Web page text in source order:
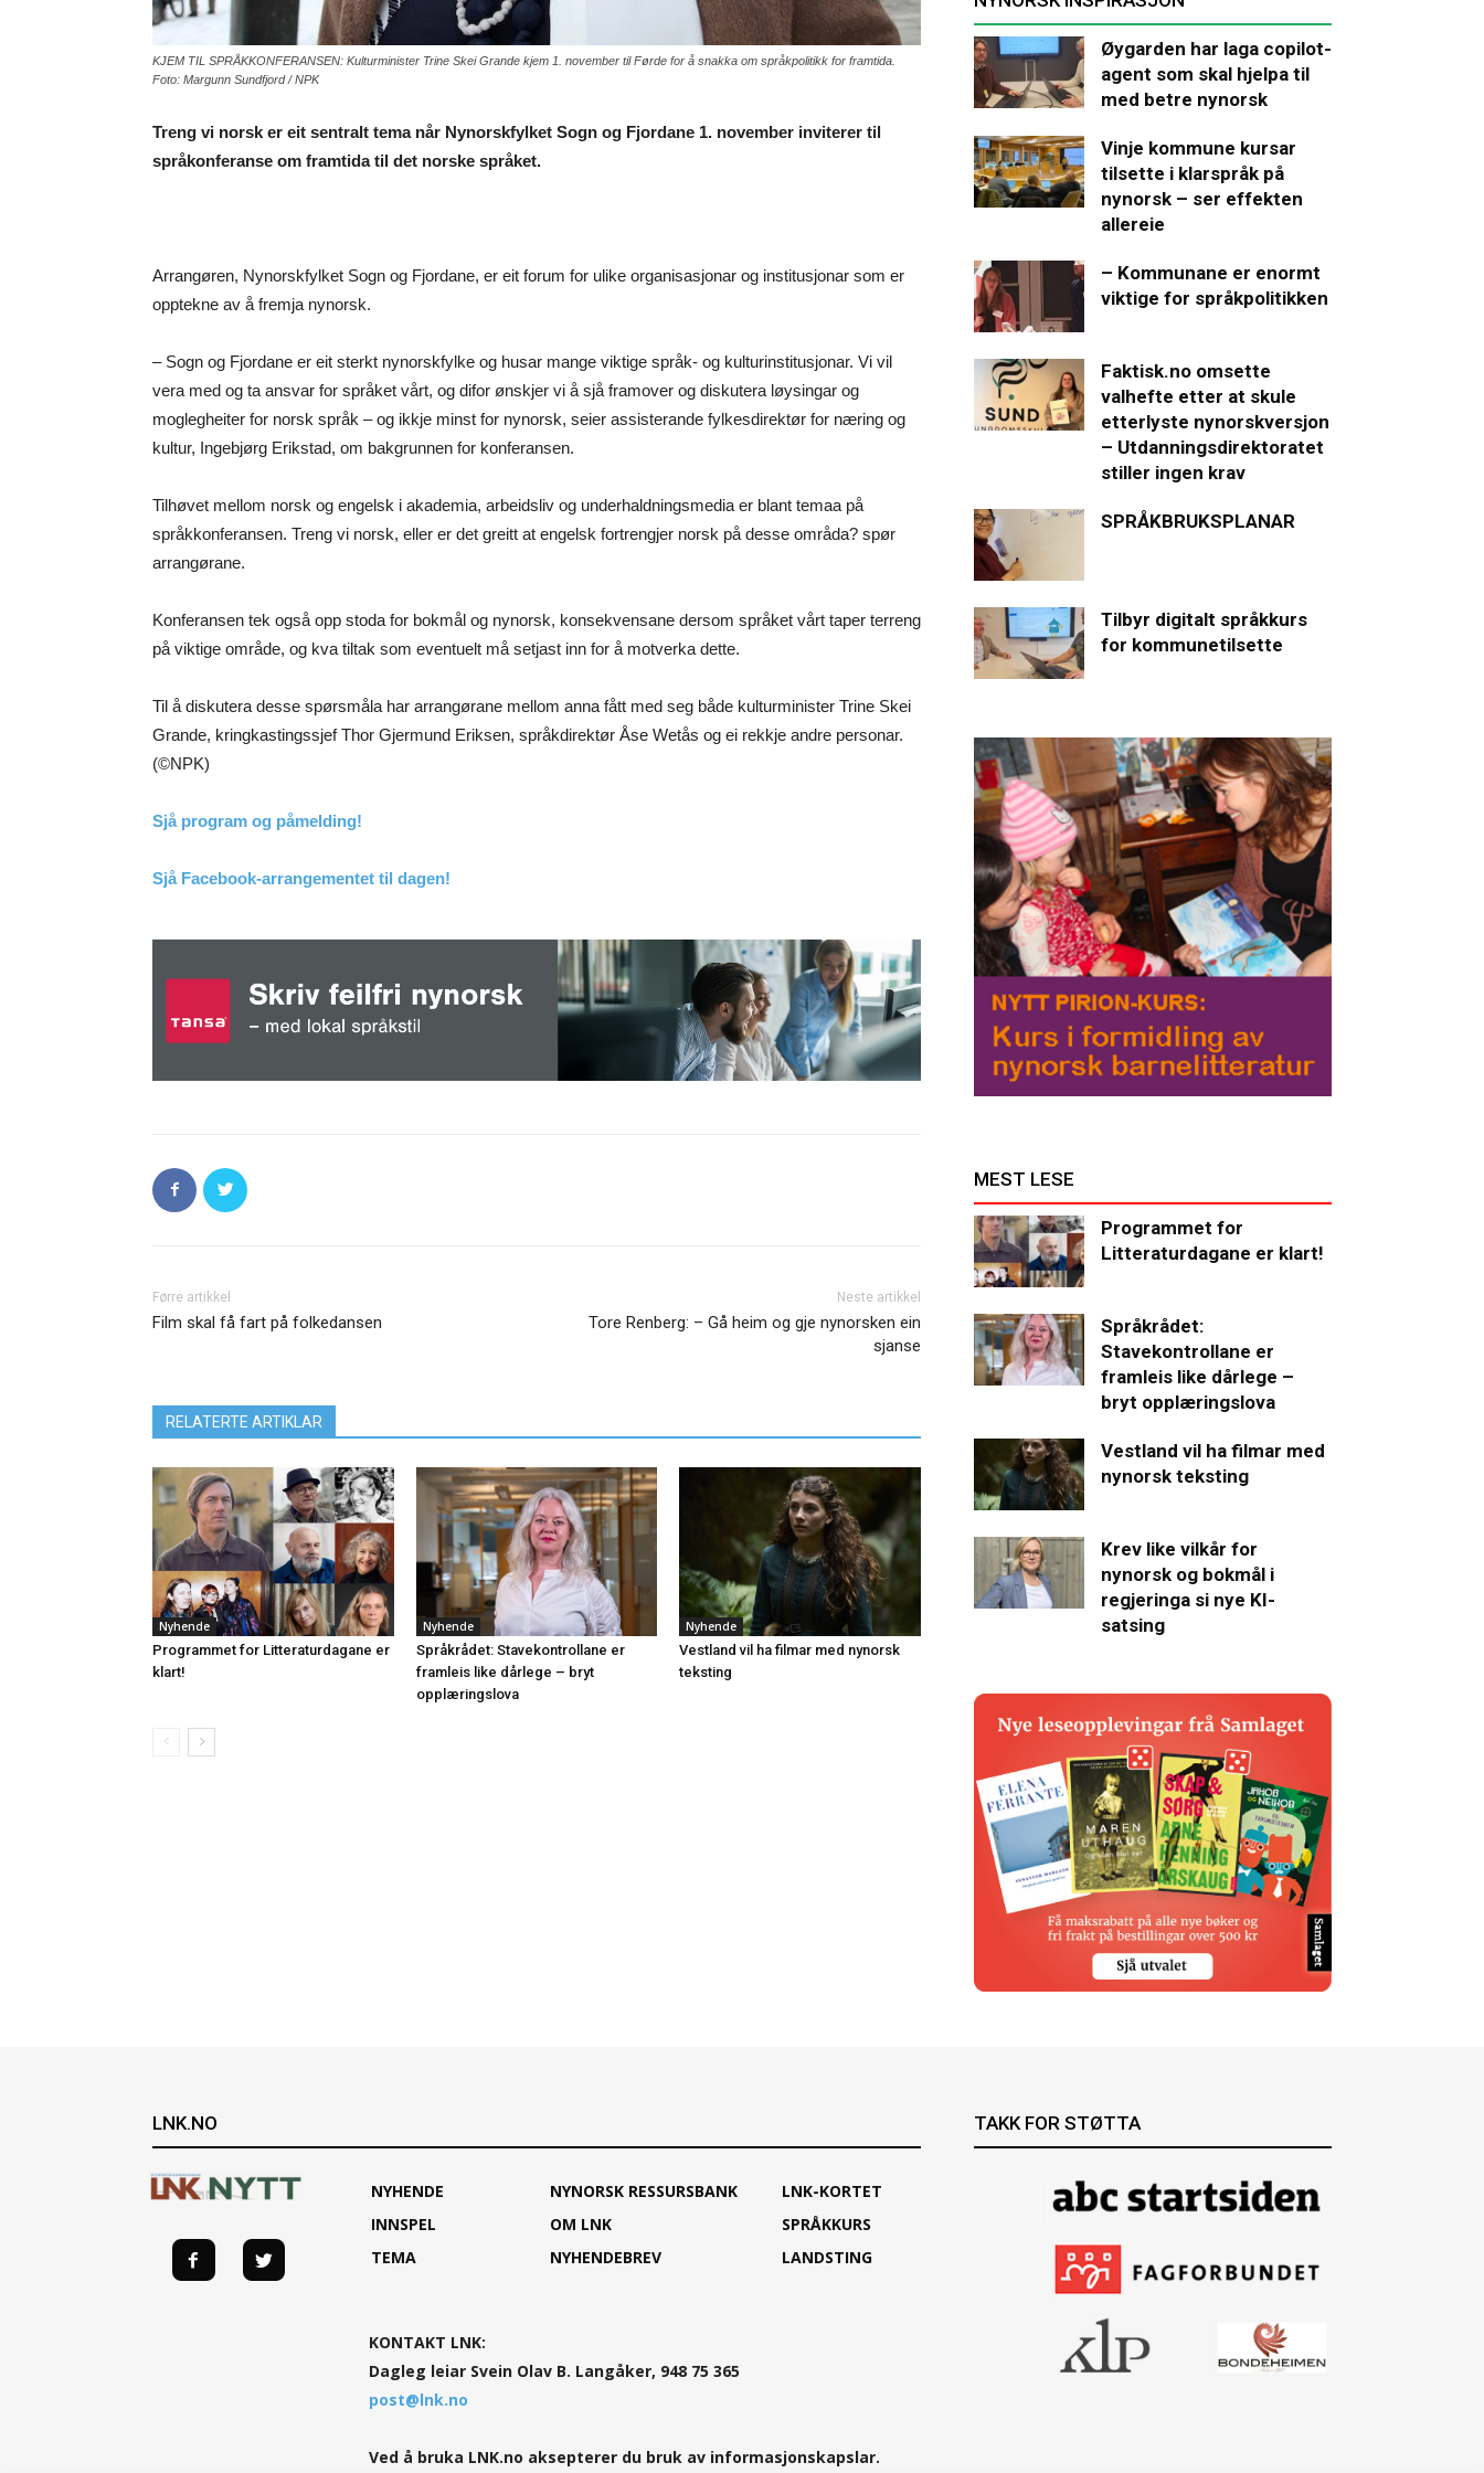
KJEM TIL SPRÅKKONFERANSEN: Kulturminister Trine Skei Grande kjem 1. november til Førde for å snakka om språkpolitikk for framtida.
Foto: Margunn Sundfjord / NPK
Treng vi norsk er eit sentralt tema når Nynorskfylket Sogn og Fjordane 1. november inviterer til
språkonferanse om framtida til det norske språket.
Arrangøren, Nynorskfylket Sogn og Fjordane, er eit forum for ulike organisasjonar og institusjonar som er
opptekne av å fremja nynorsk.
– Sogn og Fjordane er eit sterkt nynorskfylke og husar mange viktige språk- og kulturinstitusjonar. Vi vil
vera med og ta ansvar for språket vårt, og difor ønskjer vi å sjå framover og diskutera løysingar og
moglegheiter for norsk språk – og ikkje minst for nynorsk, seier assisterande fylkesdirektør for næring og
kultur, Ingebjørg Erikstad, om bakgrunnen for konferansen.
Tilhøvet mellom norsk og engelsk i akademia, arbeidsliv og underhaldningsmedia er blant temaa på
språkkonferansen. Treng vi norsk, eller er det greitt at engelsk fortrengjer norsk på desse områda? spør
arrangørane.
Konferansen tek også opp stoda for bokmål og nynorsk, konsekvensane dersom språket vårt taper terreng
på viktige område, og kva tiltak som eventuelt må setjast inn for å motverka dette.
Til å diskutera desse spørsmåla har arrangørane mellom anna fått med seg både kulturminister Trine Skei
Grande, kringkastingssjef Thor Gjermund Eriksen, språkdirektør Åse Wetås og ei rekkje andre personar.
(©NPK)
Sjå program og påmelding!
Sjå Facebook-arrangementet til dagen!
Førre artikkel
Film skal få fart på folkedansen
Neste artikkel
Tore Renberg: – Gå heim og gje nynorsken ein
sjanse
RELATERTE ARTIKLAR
Nyhende
Programmet for Litteraturdagane er
klart!
Nyhende
Språkrådet: Stavekontrollane er
framleis like dårlege – bryt
opplæringslova
Nyhende
Vestland vil ha filmar med nynorsk
teksting
Øygarden har laga copilot-
agent som skal hjelpa til
med betre nynorsk
Vinje kommune kursar
tilsette i klarspråk på
nynorsk – ser effekten
allereie
– Kommunane er enormt
viktige for språkpolitikken
Faktisk.no omsette
valhefte etter at skule
etterlyste nynorskversjon
– Utdanningsdirektoratet
stiller ingen krav
SPRÅKBRUKSPLANAR
Tilbyr digitalt språkkurs
for kommunetilsette
MEST LESE
Programmet for
Litteraturdagane er klart!
Språkrådet:
Stavekontrollane er
framleis like dårlege –
bryt opplæringslova
Vestland vil ha filmar med
nynorsk teksting
Krev like vilkår for
nynorsk og bokmål i
regjeringa si nye KI-
satsing
LNK.NO
NYHENDE
INNSPEL
TEMA
NYNORSK RESSURSBANK
OM LNK
NYHENDEBREV
LNK-KORTET
SPRÅKKURS
LANDSTING
KONTAKT LNK:
Dagleg leiar Svein Olav B. Langåker, 948 75 365
post@lnk.no
Ved å bruka LNK.no aksepterer du bruk av informasjonskapslar.
TAKK FOR STØTTA